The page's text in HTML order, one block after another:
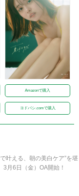
Amazonで購入
ヨドバシ.comで購入
叶える、朝の美白ケア”を堪
月6日（金）OA開始！